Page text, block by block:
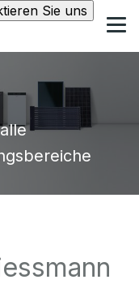
Sie uns